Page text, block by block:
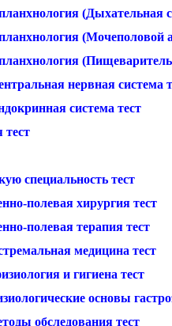
(Дыхательная
(Мочеполовой
нервная система
система тест
тест
специальность тест
полевая хирургия тест
полевая терапия тест
медицина тест
и гигиена тест
основы
обследования тест